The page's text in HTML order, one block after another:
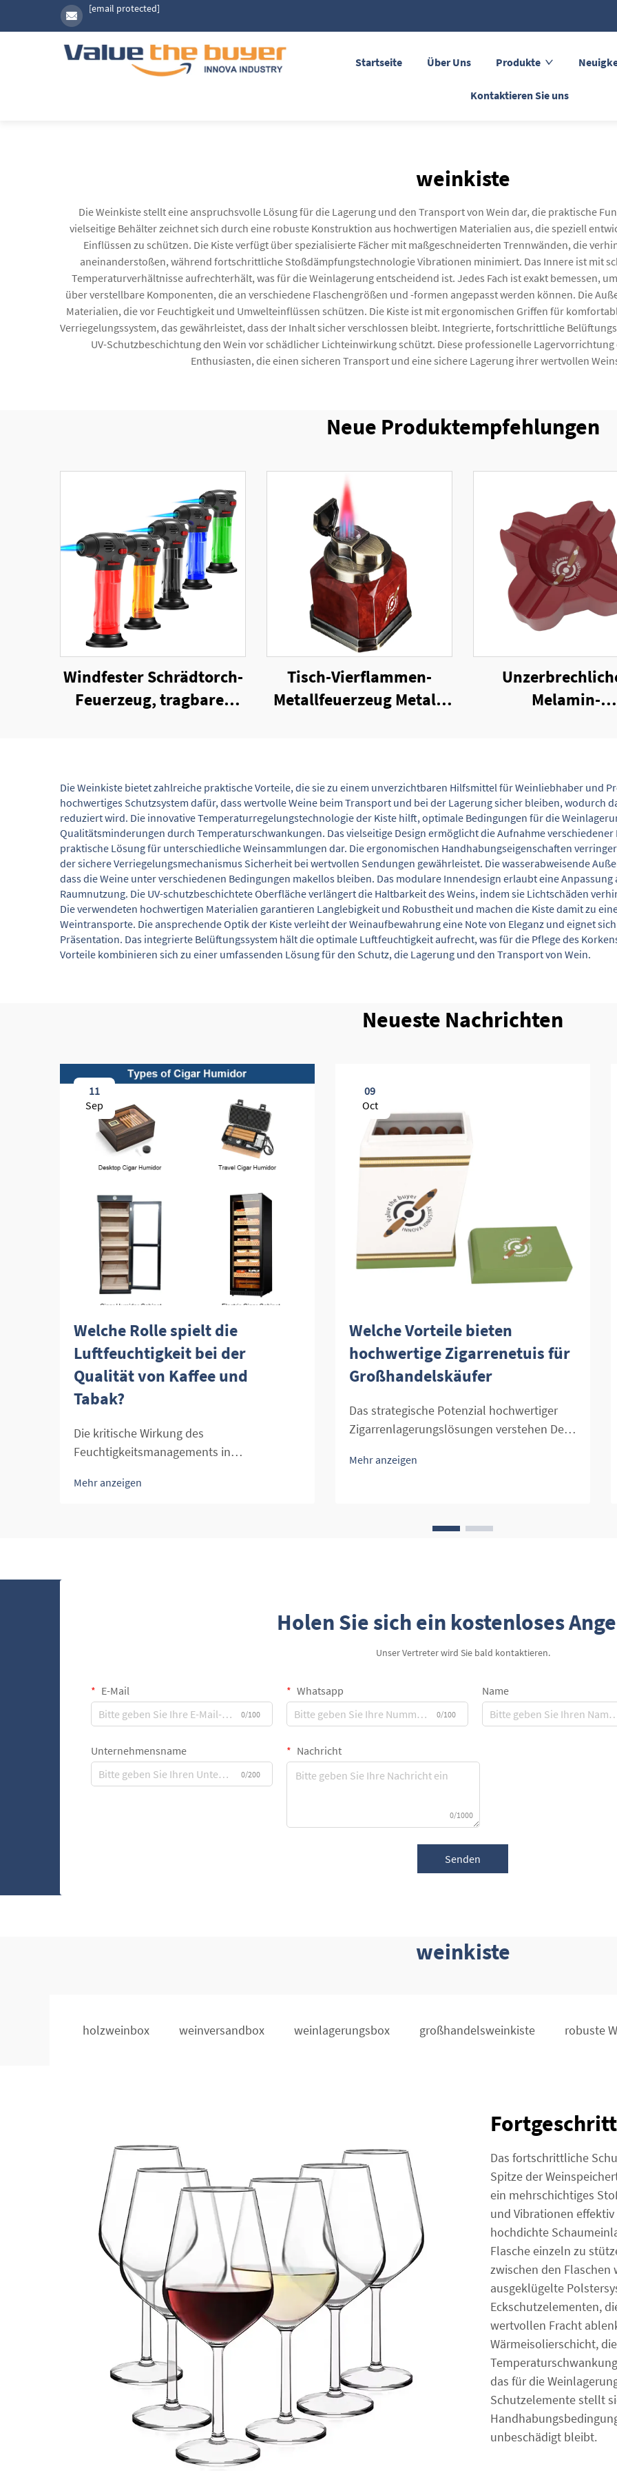
[email protected]
Startseite Über Uns Produkte
Kontaktieren Sie uns
weinkiste
Die Weinkiste stellt eine anspruchsvolle Lösung für die Lagerung und den Transport von Wein dar, die praktische
vielseitige Behälter zeichnet sich durch eine robuste Konstruktion aus hochwertigen Materialien aus, die speziell
Einflüssen zu schützen. Die Kiste verfügt über spezialisierte Fächer mit maßgeschneiderten Trennwänden, die
aneinanderstoßen, während fortschrittliche Stoßdämpfungstechnologie Vibrationen minimiert. Das Innere ist mit
Temperaturverhältnisse aufrechterhält, was für die Weinlagerung entscheidend ist. Jedes Fach ist exakt bemessen,
über verstellbare Komponenten, die an verschiedene Flaschengrößen und -formen angepasst werden können. Die
Materialien, die vor Feuchtigkeit und Umwelteinflüssen schützen. Die Kiste ist mit ergonomischen Griffen für
Verriegelungssystem, das gewährleistet, dass der Inhalt sicher verschlossen bleibt. Integrierte, fortschrittliche
UV-Schutzbeschichtung den Wein vor schädlicher Lichteinwirkung schützt. Diese professionelle
Enthusiasten, die einen sicheren Transport und eine sichere Lagerung ihrer wertvollen
Neue Produktempfehlungen
Windfester Schrädtorch-
Feuerzeug, tragbares
Tisch-Vierflammen-
Metallfeuerzeug Metall-
Zigarrenanzünder
Melamin-
Die Weinkiste bietet zahlreiche praktische Vorteile, die sie zu einem unverzichtbaren Hilfsmittel für Weinliebhaber und
hochwertiges Schutzsystem dafür, dass wertvolle Weine beim Transport und bei der Lagerung sicher bleiben, wodurch
reduziert wird. Die innovative Temperaturregelungstechnologie der Kiste hilft, optimale Bedingungen für die
Qualitätsminderungen durch Temperaturschwankungen. Das vielseitige Design ermöglicht die Aufnahme
praktische Lösung für unterschiedliche Weinsammlungen dar. Die ergonomischen Handhabungseigenschaften
der sichere Verriegelungsmechanismus Sicherheit bei wertvollen Sendungen gewährleistet. Die wasserabweisende
dass die Weine unter verschiedenen Bedingungen makellos bleiben. Das modulare Innendesign erlaubt eine
Raumnutzung. Die UV-schutzbeschichtete Oberfläche verlängert die Haltbarkeit des Weins, indem sie Lichtschäden
Die verwendeten hochwertigen Materialien garantieren Langlebigkeit und Robustheit und machen die Kiste damit zu
Weintransporte. Die ansprechende Optik der Kiste verleiht der Weinaufbewahrung eine Note von Eleganz und eignet
Präsentation. Das integrierte Belüftungssystem hält die optimale Luftfeuchtigkeit aufrecht, was für die Pflege des
Vorteile kombinieren sich zu einer umfassenden Lösung für den Schutz, die Lagerung und den Transport von Wein.
Neueste Nachrichten
11
Sep
Welche Rolle spielt die
Luftfeuchtigkeit bei der
Qualität von Kaffee und
Tabak?
Die kritische Wirkung des
Feuchtigkeitsmanagements in
Erzeugnissen Die heikle Balance der
Mehr anzeigen
09
Oct
Welche Vorteile bieten
hochwertige Zigarrenetuis für
Großhandelskäufer
Das strategische Potenzial hochwertiger
Zigarrenlagerungslösungen verstehen Der
sich weiter, wobei hochwertige
Einzelhändler werden. Diese
Mehr anzeigen
Holen Sie sich ein kostenloses
Unser Vertreter wird Sie bald kontaktieren.
E-Mail
0/100
Whatsapp
0/100
Name
Unternehmensname
0/200
Nachricht
0/1000
Senden
weinkiste
holzweinbox weinversandbox weinlagerungsbox großhandelsweinkiste robuste
Das fortschrittliche
Spitze der
ein mehrschichtiges
und Vibrationen
hochdichte
Flasche einzeln zu
zwischen den Flaschen
ausgeklügelte
Eckschutzelementen,
wertvollen Fracht
Wärmeisolierschicht,
das für die
Schutzelemente stellt
unbeschädigt bleibt.